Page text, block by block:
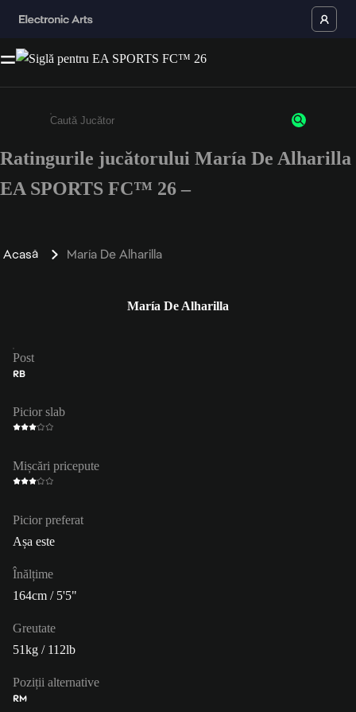
Enter a minimum of 3 characters or numbers
Ratingurile jucătorului María De Alharilla
EA SPORTS FC™ 26 –
Acasă María De Alharilla
María De Alharilla
Post
RB
Picior slab
Mișcări pricepute
Picior preferat
Așa este
Înălțime
164cm / 5'5"
Greutate
51kg / 112lb
Poziții alternative
RM